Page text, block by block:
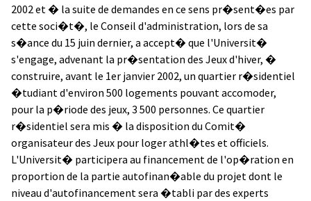
2002 et � la suite de demandes en ce sens pr�sent�es par
cette soci�t�, le Conseil d'administration, lors de sa
s�ance du 15 juin dernier, a accept� que l'Universit�
s'engage, advenant la pr�sentation des Jeux d'hiver, �
construire, avant le 1er janvier 2002, un quartier r�sidentiel
�tudiant d'environ 500 logements pouvant accomoder,
pour la p�riode des jeux, 3 500 personnes. Ce quartier
r�sidentiel sera mis � la disposition du Comit�
organisateur des Jeux pour loger athl�tes et officiels.
L'Universit� participera au financement de l'op�ration en
proportion de la partie autofinan�able du projet dont le
niveau d'autofinancement sera �tabli par des experts